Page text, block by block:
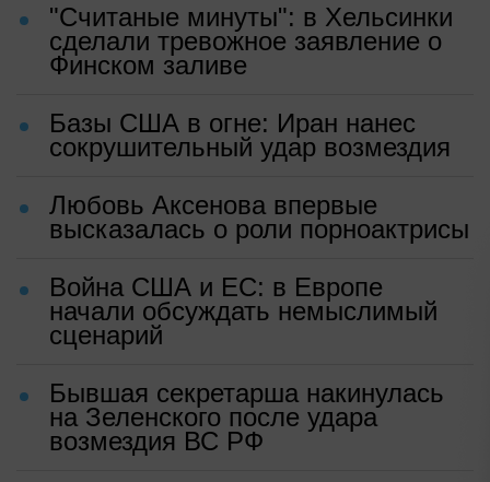
"Считаные минуты": в Хельсинки
сделали тревожное заявление о
Финском заливе
Базы США в огне: Иран нанес
сокрушительный удар возмездия
Любовь Аксенова впервые
высказалась о роли порноактрисы
Война США и ЕС: в Европе
начали обсуждать немыслимый
сценарий
Бывшая секретарша накинулась
на Зеленского после удара
возмездия ВС РФ